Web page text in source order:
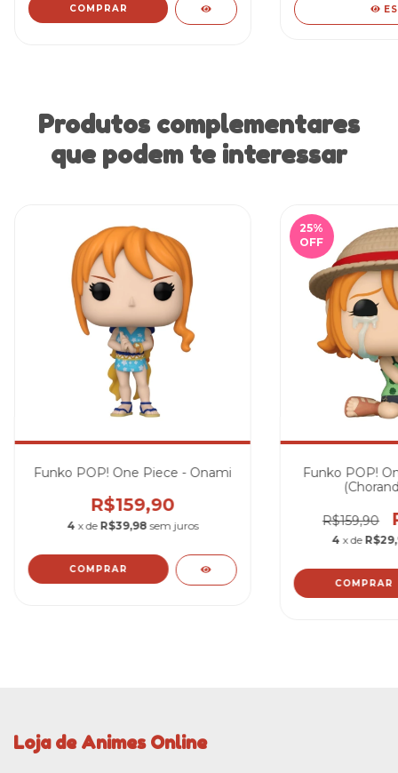
Produtos complementares
que podem te interessar
Funko POP! One Piece - Onami
R$159,90
4 x de R$39,98 sem juros
25%
OFF
Funko POP!
R$159,90
4 x de
Loja de Animes Online